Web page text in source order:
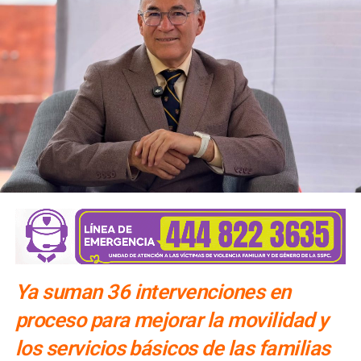
Para la salida del recinto,el flujo vehicular se distribuirá
principalmente hacia Circuito Potosí,
incorporación desde avenida de las Torres. Como salida
secundaria, los automovilistas podrán continuar por esta
misma vialidad para incorporarse a avenida Simón Díaz,
con dirección a avenida de la Constitución y el
fraccionamiento Simón Díaz.
Como parte de la estrategia de movilidad, la avenida
Francisco Martínez de la Vega, en el tramo comprendido
permanecerá cerrada al tránsito vehicular.El primer
tramo, de avenida de las Torres al callejón peatonal
América del Sur,
Ya suman 36 intervenciones en
proceso para mejorar la movilidad y
los servicios básicos de las familias